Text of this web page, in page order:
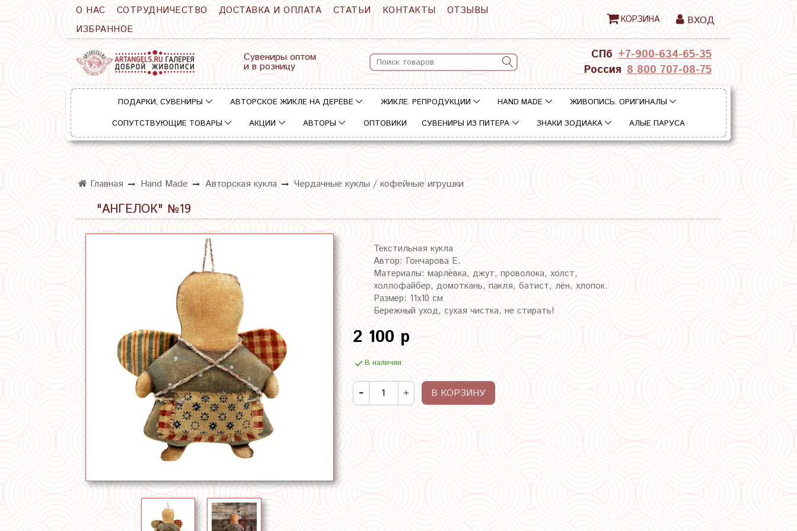
О НАС СОТРУДНИЧЕСТВО ДОСТАВКА И ОПЛАТА СТАТЬИ КОНТАКТЫ
ОТЗЫВЫ
ИЗБРАННОЕ
КОРЗИНА ВХОД
Сувениры оптом
и в розницу
СПб +7-900-634-65-35
Россия 8 800 707-08-75
ПОДАРКИ, СУВЕНИРЫ АВТОРСКОЕ ЖИКЛЕ НА ДЕРЕВЕ ЖИКЛЕ. РЕПРОДУКЦИИ HAND MADE
ЖИВОПИСЬ. ОРИГИНАЛЫ
СОПУТСТВУЮЩИЕ ТОВАРЫ
АКЦИИ АВТОРЫ ОПТОВИКИ СУВЕНИРЫ ИЗ ПИТЕРА ЗНАКИ ЗОДИАКА АЛЫЕ ПАРУСА
Главная Hand Made Авторская кукла Чердачные куклы / кофейные игрушки
"АНГЕЛОК" №19
Текстильная кукла
Автор: Гончарова Е.
Материалы: марлёвка, джут, проволока, холст,
холлофайбер, домоткань, пакля, батист, лён, хлопок.
Размер: 11х10 см
Бережный уход, сухая чистка, не стирать!
2 100 р
В наличии
В КОРЗИНУ